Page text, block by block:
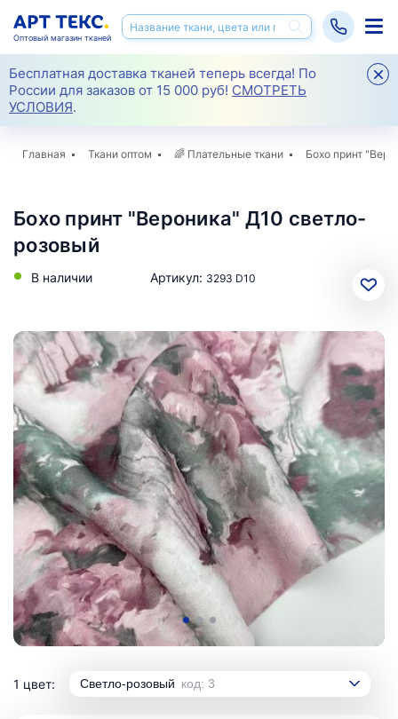
Бесплатная доставка тканей теперь всегда! По
России для заказов от 15 000 руб! СМОТРЕТЬ
УСЛОВИЯ.
Оптовый магазин тканей
Главная Ткани оптом 🌈 Плательные ткани Бохо принт
Бохо принт "Вероника" Д10 светло-
розовый
В наличии Артикул: 3293 D10
1 цвет: Светло-розовый код: 3